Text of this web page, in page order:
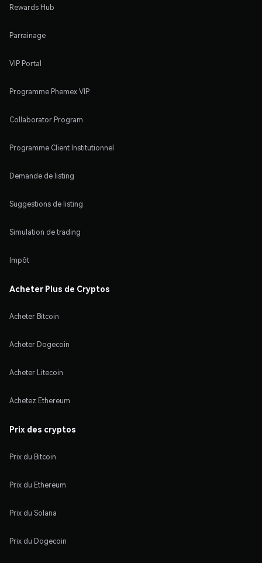
Rewards Hub
Parrainage
VIP Portal
Programme Phemex VIP
Collaborator Program
Programme Client Institutionnel
Demande de listing
Suggestions de listing
Simulation de trading
Impôt
Acheter Plus de Cryptos
Acheter Bitcoin
Acheter Dogecoin
Acheter Litecoin
Achetez Ethereum
Prix des cryptos
Prix du Bitcoin
Prix du Ethereum
Prix du Solana
Prix du Dogecoin